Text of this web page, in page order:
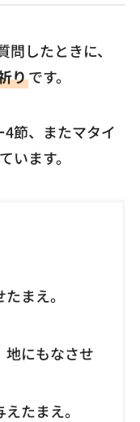
したときに、
りです。
節、またマタイ
います。
まえ。
地にもなさせ
えたまえ。